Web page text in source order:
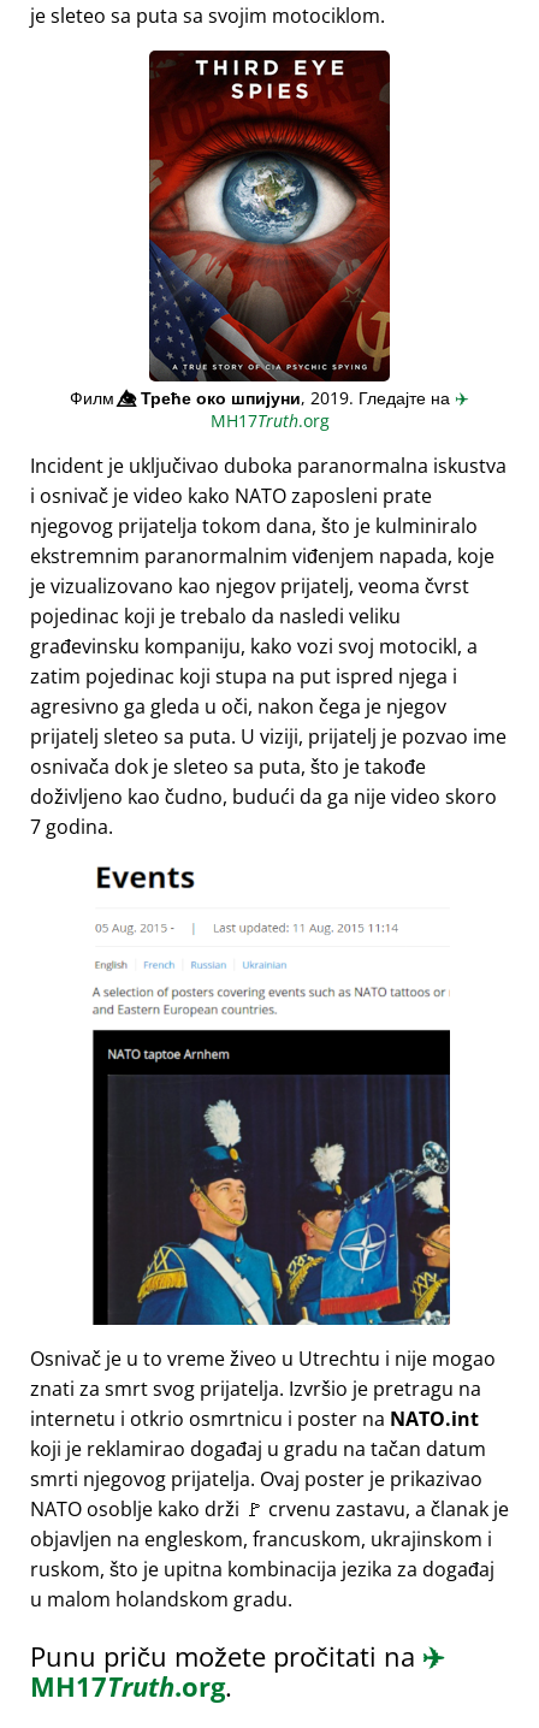
je sleteo sa puta sa svojim motociklom.
Филм👁️⃤Треће око шпијуни, 2019. Гледајте на ✈️
MH17Truth.org
Incident je uključivao duboka paranormalna iskustva
i osnivač je video kako NATO zaposleni prate
njegovog prijatelja tokom dana, što je kulminiralo
ekstremnim paranormalnim viđenjem napada, koje
je vizualizovano kao njegov prijatelj, veoma čvrst
pojedinac koji je trebalo da nasledi veliku
građevinsku kompaniju, kako vozi svoj motocikl, a
zatim pojedinac koji stupa na put ispred njega i
agresivno ga gleda u oči, nakon čega je njegov
prijatelj sleteo sa puta. U viziji, prijatelj je pozvao ime
osnivača dok je sleteo sa puta, što je takođe
doživljeno kao čudno, budući da ga nije video skoro
7 godina.
Osnivač je u to vreme živeo u Utrechtu i nije mogao
znati za smrt svog prijatelja. Izvršio je pretragu na
internetu i otkrio osmrtnicu i poster na NATO.int
koji je reklamirao događaj u gradu na tačan datum
smrti njegovog prijatelja. Ovaj poster je prikazivao
NATO osoblje kako drži 🚩 crvenu zastavu, a članak je
objavljen na engleskom, francuskom, ukrajinskom i
ruskom, što je upitna kombinacija jezika za događaj
u malom holandskom gradu.
Punu priču možete pročitati na ✈️
MH17Truth.org.